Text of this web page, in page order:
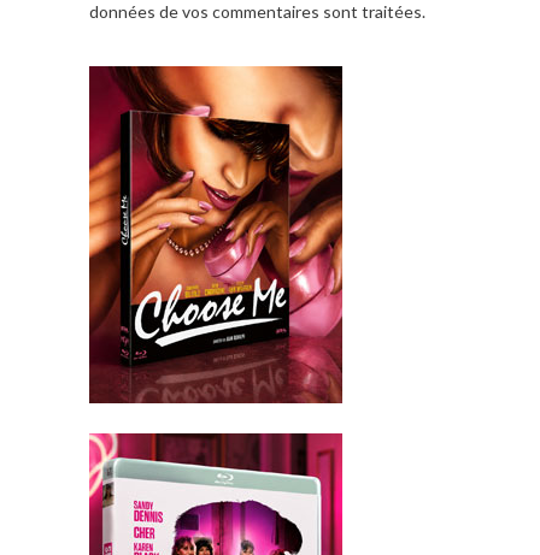
données de vos commentaires sont traitées.